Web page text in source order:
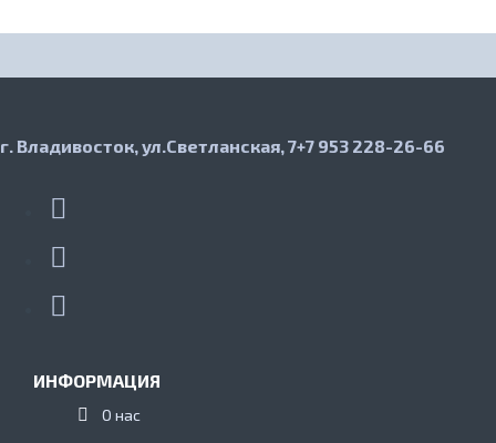
г. Владивосток, ул.Светланская, 7+7 953 228-26-66
ИНФОРМАЦИЯ
О нас